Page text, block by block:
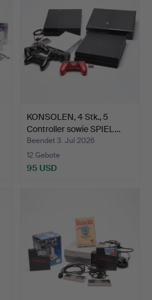
KONSOLEN, 4 Stk., 5
Controller sowie SPIEL…
Beendet 3. Jul 2026
12 Gebote
95 USD